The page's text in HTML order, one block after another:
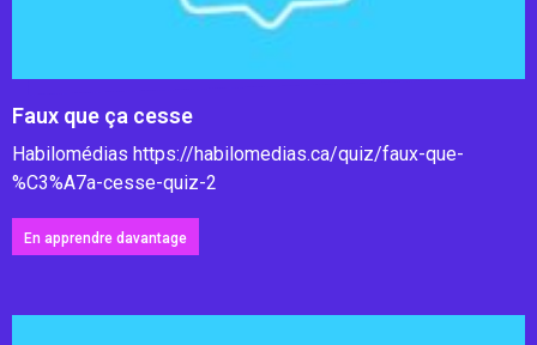
Faux que ça cesse
Habilomédias https://habilomedias.ca/quiz/faux-que-
%C3%A7a-cesse-quiz-2
En apprendre davantage